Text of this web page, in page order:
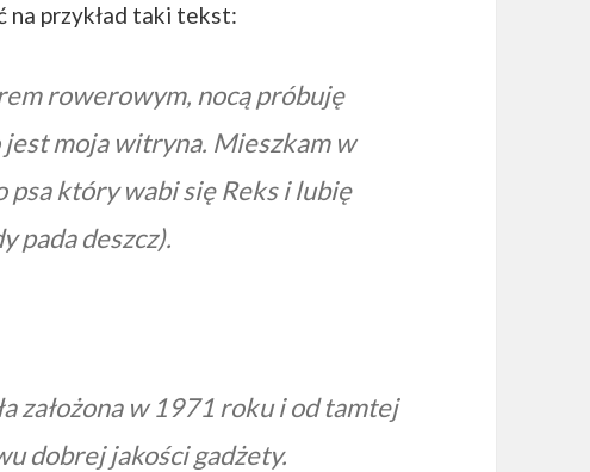
na przykład taki tekst:
rowerowym, nocą próbuję
moja witryna. Mieszkam w
psa który wabi się Reks i lubię
pada deszcz).
założona w 1971 roku i od tamtej
dobrej jakości gadżety.